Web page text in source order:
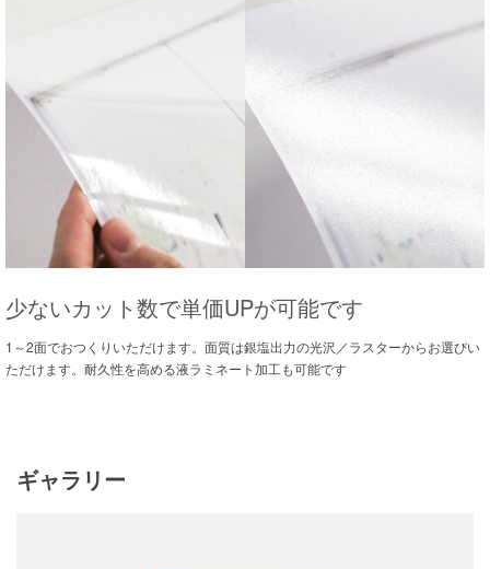
少ないカット数で単価UPが可能です
1～2面でおつくりいただけます。面質は銀塩出力の光沢／ラスターからお選びい
ただけます。耐久性を高める液ラミネート加工も可能です
ギャラリー